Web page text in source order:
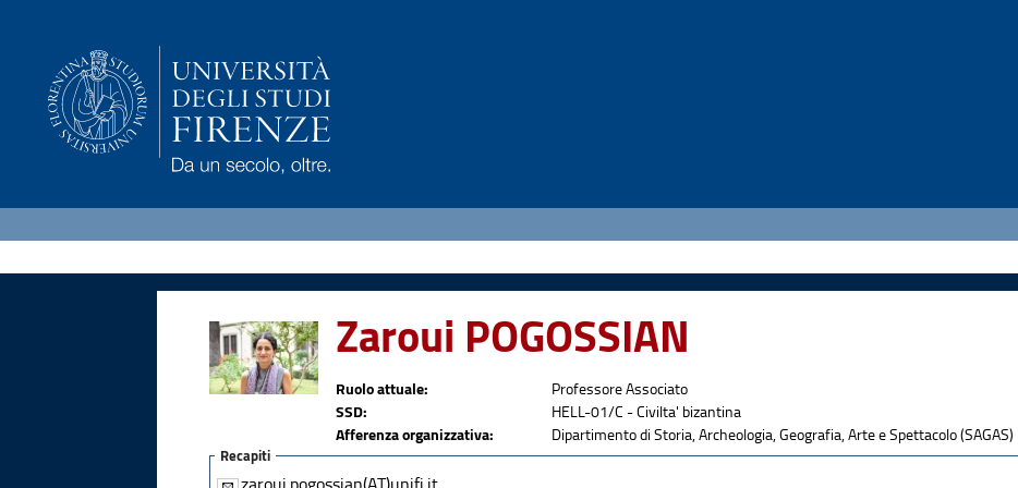
Zaroui POGOSSIAN
Ruolo attuale: Professore Associato
SSD: HELL-01/C - Civilta' bizantina
Afferenza organizzativa: Dipartimento di Storia, Archeologia, Geografia, Arte e Spettacolo (SAGAS)
Recapiti